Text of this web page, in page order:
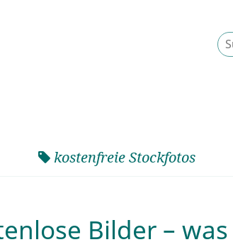
kostenfreie Stockfotos
Bilder –